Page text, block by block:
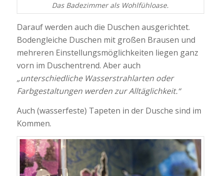
Das Badezimmer als Wohlfühloase.
Darauf werden auch die Duschen ausgerichtet.
Bodengleiche Duschen mit großen Brausen und
mehreren Einstellungsmöglichkeiten liegen ganz
vorn im Duschentrend. Aber auch
„unterschiedliche Wasserstrahlarten oder
Farbgestaltungen werden zur Alltäglichkeit.“
Auch (wasserfeste) Tapeten in der Dusche sind im
Kommen.